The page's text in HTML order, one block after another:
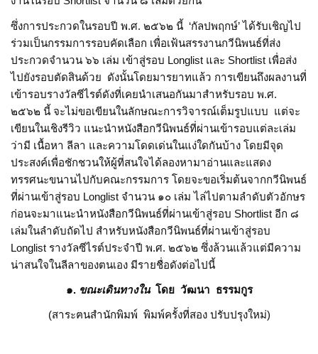
ซึ่งการประกวดในรอบปี พ.ศ. ๒๕๖๒ นี้ ‘กัลปพฤกษ์’ ได้รับเชิญไป
ร่วมเป็นกรรมการรอบคัดเลือก เพื่อเฟ้นสรรงานกวีนิพนธ์ที่ส่ง
ประกวดจำนวน ๖๖ เล่ม เข้าสู่รอบ Longlist และ Shortlist เพื่อส่ง
ไปยังรอบตัดสินด้วย ดังนั้นโดยมารยาทแล้ว การเขียนถึงผลงานที่
เข้ารอบรางวัลซีไรต์ดังที่เคยนำเสนอกันมาสำหรับรอบ พ.ศ.
๒๕๖๒ นี้ จะไม่ขอเขียนในลักษณะการวิจารณ์เต็มรูปแบบ แต่จะ
เขียนในเชิงรีวิว แนะนำหนังสือกวีนิพนธ์ที่ผ่านเข้ารอบแต่ละเล่ม
ว่ามี เนื้อหา ลีลา และความโดดเด่นในแง่ใดกันบ้าง โดยมีจุด
ประสงค์เพื่อชักชวนให้ผู้ที่สนใจได้ลองหามาอ่านและแสดง
ทรรศนะขนานไปกับคณะกรรมการ โดยจะขอเริ่มต้นจากกวีนิพนธ์
ที่ผ่านเข้าสู่รอบ Longlist จำนวน ๑๐ เล่ม ไล่ไปตามลำดับตัวอักษร
ก่อนจะมาแนะนำหนังสือกวีนิพนธ์ที่ผ่านเข้าสู่รอบ Shortlist อีก ๘
เล่มในลำดับถัดไป สำหรับหนังสือกวีนิพนธ์ที่ผ่านเข้าสู่รอบ
Longlist รางวัลซีไรต์ประจำปี พ.ศ. ๒๕๖๒ ซึ่งล้วนแล้วแต่มีความ
น่าสนใจในลีลาของตนเอง มีรายชื่อดังต่อไปนี้
๑. ขณะเดินทางในโดย วัฒนา ธรรมกูร
(สาระฅนสำนักพิมพ์ พิมพ์ครั้งที่สอง ปรับปรุงใหม่)